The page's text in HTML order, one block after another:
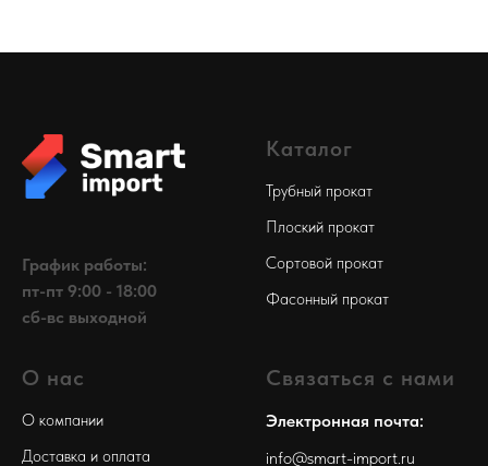
График работы:
пт-пт 9:00 - 18:00
сб-вс выходной
Каталог
Трубный прокат
Плоский прокат
Сортовой прокат
Фасонный прокат
О нас
О компании
Доставка и оплата
Связаться с нами
Электронная почта:
info@smart-import.ru